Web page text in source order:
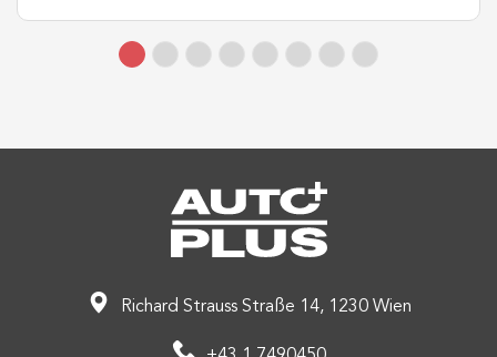
Richard Strauss Straße 14, 1230 Wien